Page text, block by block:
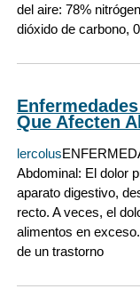
del aire: 78%
dióxido de carbono,
Que Afecten
lercolus
Abdominal: El dolor
aparato digestivo,
recto. A veces, el
alimentos en
de un trastorno